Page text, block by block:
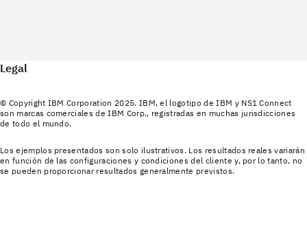
Legal
© Copyright IBM Corporation 2025. IBM, el logotipo de IBM y NS1 Connect
son marcas comerciales de IBM Corp., registradas en muchas jurisdicciones
de todo el mundo.
Los ejemplos presentados son solo ilustrativos. Los resultados reales variarán
en función de las configuraciones y condiciones del cliente y, por lo tanto, no
se pueden proporcionar resultados generalmente previstos.